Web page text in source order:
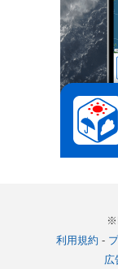
利用規約 -
広